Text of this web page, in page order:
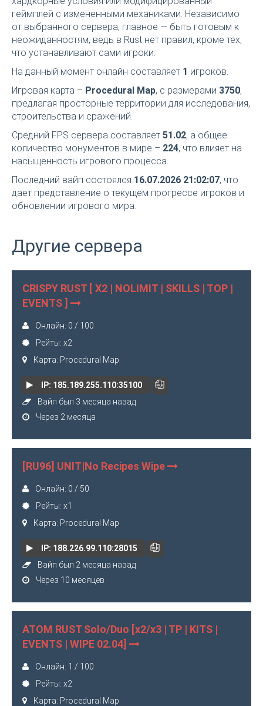
геймплей с измененными механиками. Независимо
от выбранного сервера, главное — быть готовым к
неожиданностям, ведь в Rust нет правил, кроме тех,
что устанавливают сами игроки.
На данный момент онлайн составляет 1 игроков.
Игровая карта – Procedural Map, с размерами 3750,
предлагая просторные территории для исследования,
строительства и сражений.
Средний FPS сервера составляет 51.02, а общее
количество монументов в мире – 224, что влияет на
насыщенность игрового процесса.
Последний вайп состоялся 16.07.2026 21:02:07, что
дает представление о текущем прогрессе игроков и
обновлении игрового мира.
Другие сервера
CRISPY RUST [ X2 | NOLIMIT | SKILLS | TOP |
EVENTS ]
Онлайн: 0 / 100
Рейты: x2
Карта: Procedural Map
IP: 185.189.255.110:35100
Вайп был 3 месяца назад
Через 2 месяца
[RU96] UNIT|No Recipes Wipe
Онлайн: 0 / 50
Рейты: x1
Карта: Procedural Map
IP: 188.226.99.110:28015
Вайп был 2 месяца назад
Через 10 месяцев
ATOM RUST Solo/Duo [x2/x3 | TP | KITS |
EVENTS | WIPE 02.04]
Онлайн: 1 / 100
Рейты: x2
Карта: Procedural Map